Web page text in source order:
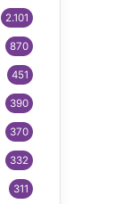
2.101
870
451
390
370
332
311